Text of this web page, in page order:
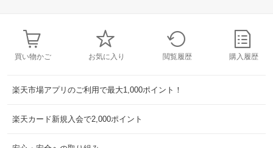
買い物かご お気に入り 閲覧履歴 購入履歴
楽天市場アプリのご利用で最大1,000ポイント！
楽天カード新規入会で2,000ポイント